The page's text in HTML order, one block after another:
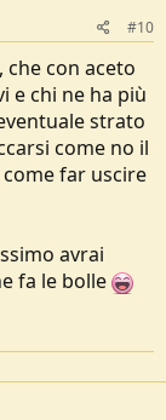
#10
che con aceto
e chi ne ha più
strato
come no il
far uscire
avrai
fa le bolle